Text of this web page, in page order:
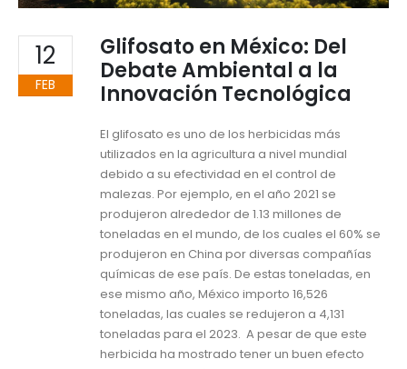
12
FEB
Glifosato en México: Del
Debate Ambiental a la
Innovación Tecnológica
El glifosato es uno de los herbicidas más
utilizados en la agricultura a nivel mundial
debido a su efectividad en el control de
malezas. Por ejemplo, en el año 2021 se
produjeron alrededor de 1.13 millones de
toneladas en el mundo, de los cuales el 60% se
produjeron en China por diversas compañías
químicas de ese país. De estas toneladas, en
ese mismo año, México importo 16,526
toneladas, las cuales se redujeron a 4,131
toneladas para el 2023. A pesar de que este
herbicida ha mostrado tener un buen efecto